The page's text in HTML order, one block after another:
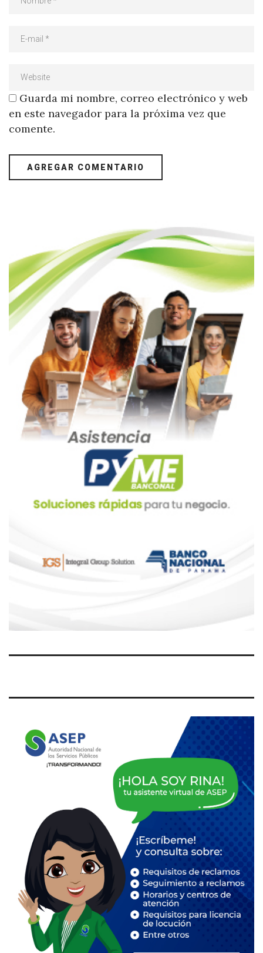
Guarda mi nombre, correo electrónico y web
en este navegador para la próxima vez que
comente.